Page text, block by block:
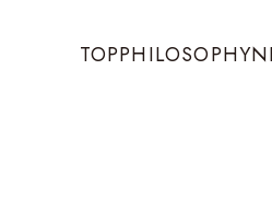
TOPPHILOSOPHY